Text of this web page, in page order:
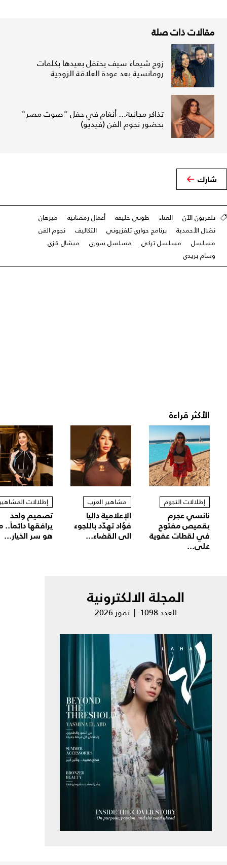
مقالات ذات صلة
زوج شيماء سيف يحتفل بعيدها بكلمات
رومانسية بعد عودة العلاقة الزوجية
تذاكر مجانية... أنغام في حفل "صوت مصر"
بحضور نجوم الفن (فيديو)
شارك
تلفزيون الآن الغناء طوني خليفة أعمال رمضانية
ميرهان
نضال الأحمدية
برنامج حواري تلفزيوني التكاليف
نجوم الفن
مسلسل
مسلسل تركي مسلسل سوري
ميشال قزي
وسام بريدي
الأكثر قراءة
إطلالات النجوم
نانسي عجرم
بقميص مفتوح
في لقطات عفوية
على...
مشاهير العرب
الإعلامية داليا
فؤاد تهدّد باللجوء
الى القضاء...
إطلالات
تصميم واحد
يرافقها دائماً..
هو سر الخيار...
المجلة الالكترونية
العدد 1098 | تموز 2026